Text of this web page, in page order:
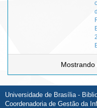
Mostrando
Universidade de Brasília -
Coordenadoria de Gestão da